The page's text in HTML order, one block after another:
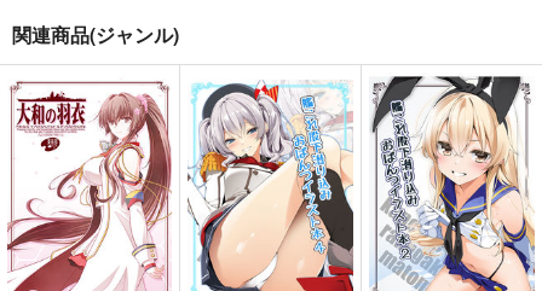
関連商品(ジャンル)